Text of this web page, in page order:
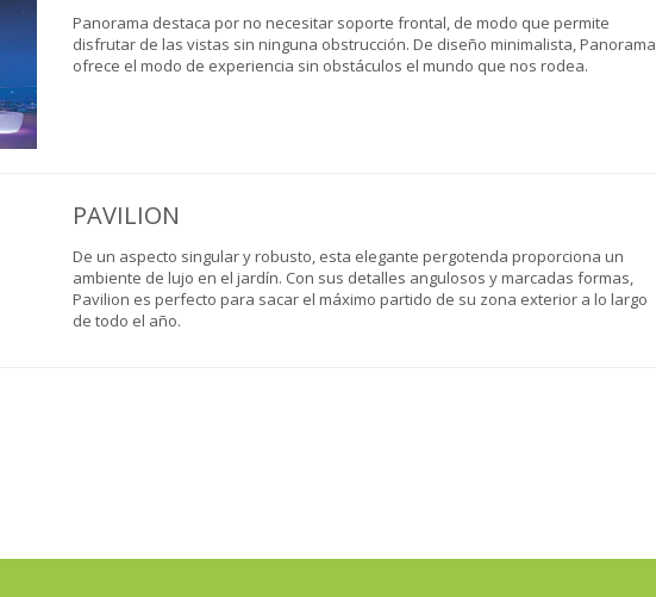
Panorama destaca por no necesitar soporte frontal, de modo que permite
disfrutar de las vistas sin ninguna obstrucción. De diseño minimalista, Panorama
ofrece el modo de experiencia sin obstáculos el mundo que nos rodea.
PAVILION
De un aspecto singular y robusto, esta elegante pergotenda proporciona un
ambiente de lujo en el jardín. Con sus detalles angulosos y marcadas formas,
Pavilion es perfecto para sacar el máximo partido de su zona exterior a lo largo
de todo el año.